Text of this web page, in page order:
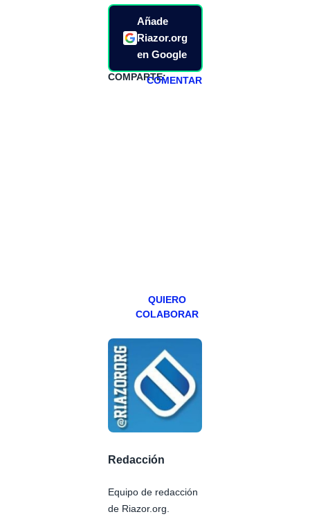
Añade
Riazor.org
en Google
COMPARTE:COMENTAR
QUIERO
COLABORAR
Redacción
Equipo de redacción
de Riazor.org.